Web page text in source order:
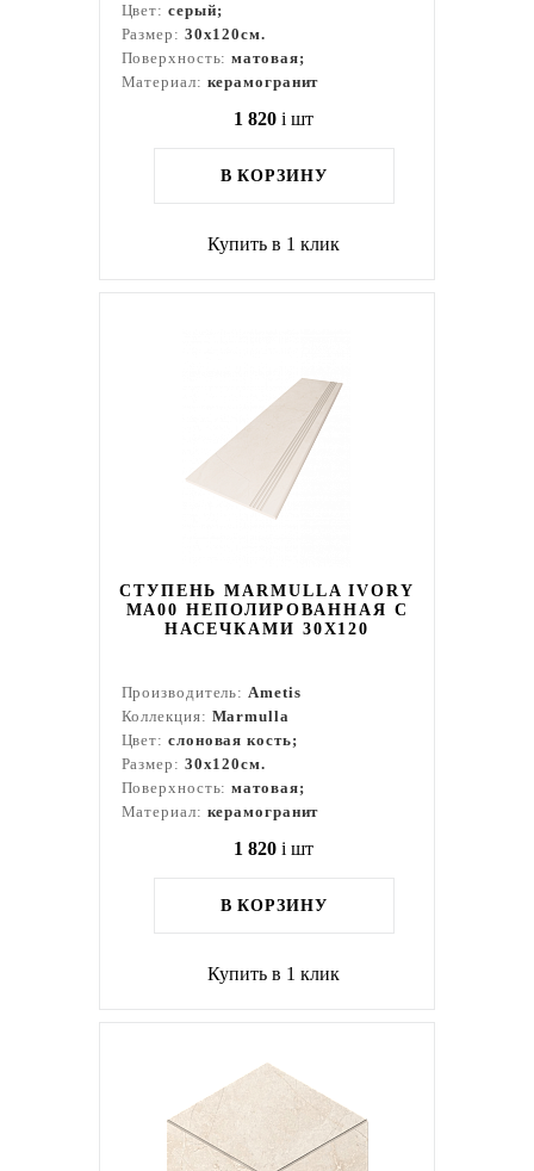
Цвет: серый;
Размер: 30x120см.
Поверхность:матовая;
Материал: керамогранит
1 820 i шт
В КОРЗИНУ
Купить в 1 клик
СТУПЕНЬ MARMULLA IVORY
MA00 НЕПОЛИРОВАННАЯ С
НАСЕЧКАМИ 30X120
Производитель:Ametis
Коллекция: Marmulla
Цвет: слоновая кость;
Размер: 30x120см.
Поверхность:матовая;
Материал: керамогранит
1 820 i шт
В КОРЗИНУ
Купить в 1 клик